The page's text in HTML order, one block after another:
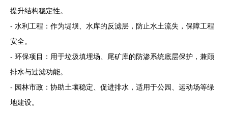
提升结构稳定性。
- 水利工程：作为堤坝、水库的反滤层，防止水土流失，保障工程
安全。
- 环保项目：用于垃圾填埋场、尾矿库的防渗系统底层保护，兼顾
排水与过滤功能。
- 园林市政：协助土壤稳定、促进排水，适用于公园、运动场等绿
地建设。